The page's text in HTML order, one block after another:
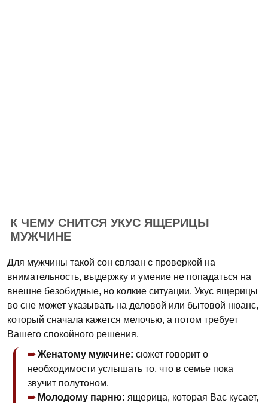
К ЧЕМУ СНИТСЯ УКУС ЯЩЕРИЦЫ
МУЖЧИНЕ
Для мужчины такой сон связан с проверкой на
внимательность, выдержку и умение не попадаться на
внешне безобидные, но колкие ситуации. Укус ящерицы
во сне может указывать на деловой или бытовой нюанс,
который сначала кажется мелочью, а потом требует
Вашего спокойного решения.
Женатому мужчине: сюжет говорит о
необходимости услышать то, что в семье пока
звучит полутоном.
Молодому парню: ящерица, которая Вас кусает,